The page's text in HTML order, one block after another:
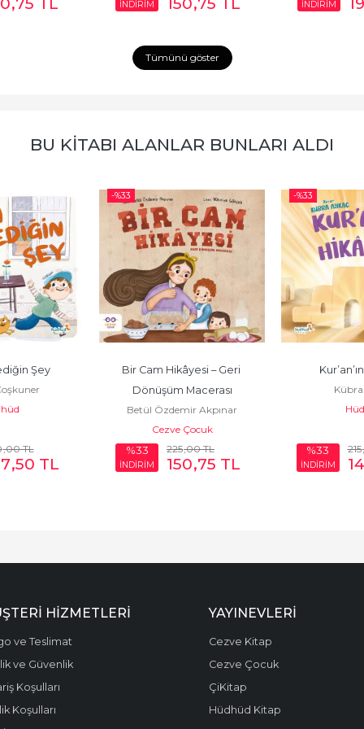
İNDİRİM İNDİRİM
Tümünü göster
BU KITABI ALANLAR BUNLARI ALDI
Şey
,00TL
,50 TL
-%33
Bir Cam Hikâyesi – Geri
Dönüşüm Macerası
Betül Özdemir Akpınar
Cezve Çocuk
%33
İNDİRİM
225,00TL
150,75 TL
-%33
%33
İNDİRİM
215
HIZMETLERI
ve Teslimat
ve Güvenlik
Koşulları
Koşulları
YAYINEVLERI
Cezve Kitap
Cezve Çocuk
ÇiKitap
Hüdhüd Kitap